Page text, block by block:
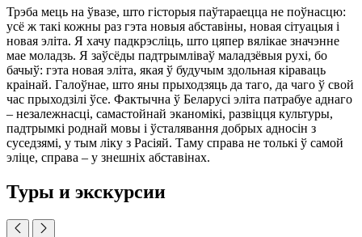
Трэба мець на ўвазе, што гісторыя паўтараецца не поўнасцю:
усё ж такі кожны раз гэта новыя абставіны, новая сітуацыя і
новая эліта. Я хачу падкрэсліць, што цяпер вялікае значэнне
мае моладзь. Я заўсёды падтрымліваў маладзёвыя рухі, бо
бачыў: гэта новая эліта, якая ў будучым здольная кіраваць
краінай. Галоўнае, што яны прыходзяць да таго, да чаго ў свой
час прыходзілі ўсе. Фактычна ў Беларусі эліта патрабуе аднаго
– незалежнасці, самастойнай эканомікі, развіцця культуры,
падтрымкі роднай мовы і ўсталявання добрых адносін з
суседзямі, у тым ліку з Расіяй. Таму справа не толькі ў самой
эліце, справа – у знешніх абставінах.
Туры и экскурсии